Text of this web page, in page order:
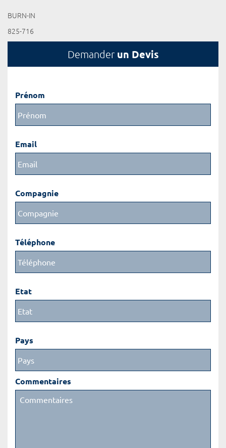
BURN-IN
825-716
Demander un Devis
Prénom
Email
Compagnie
Téléphone
Etat
Pays
Commentaires